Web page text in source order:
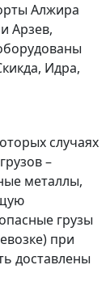
Алжира
Арзев,
Идра,
случаях
–
металлы,
грузы
при
доставлены